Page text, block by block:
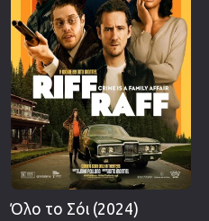
Όλο το Σόι (2024)